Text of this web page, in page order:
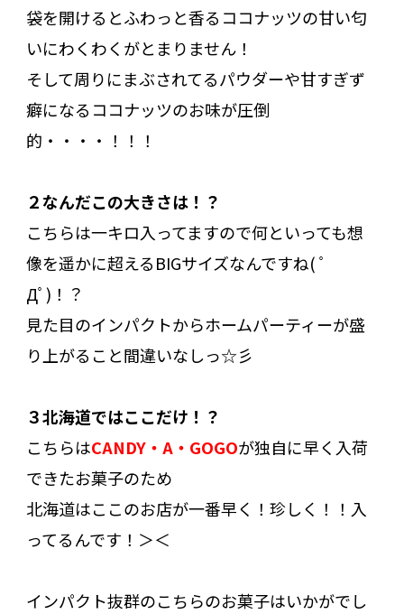
袋を開けるとふわっと香るココナッツの甘い匂
いにわくわくがとまりません！
そして周りにまぶされてるパウダーや甘すぎず
癖になるココナッツのお味が圧倒
的・・・・！！！
２なんだこの大きさは！？
こちらは一キロ入ってますので何といっても想
像を遥かに超えるBIGサイズなんですね( ﾟ
Дﾟ)！？
見た目のインパクトからホームパーティーが盛
り上がること間違いなしっ☆彡
３北海道ではここだけ！？
こちらはCANDY・A・GOGOが独自に早く入荷
できたお菓子のため
北海道はここのお店が一番早く！珍しく！！入
ってるんです！＞＜
インパクト抜群のこちらのお菓子はいかがでし